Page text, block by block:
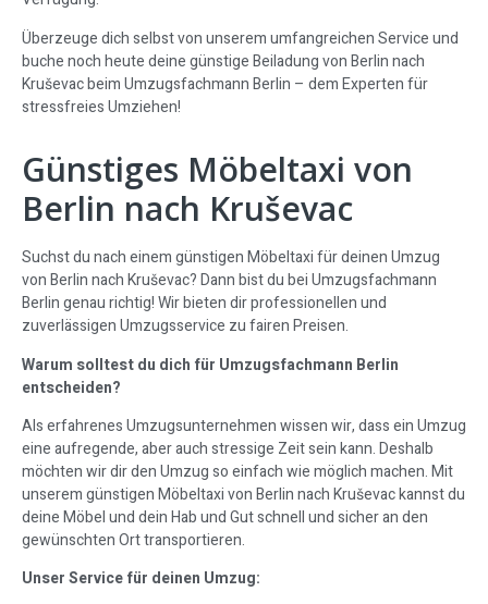
Überzeuge dich selbst von unserem umfangreichen Service und
buche noch heute deine günstige Beiladung von Berlin nach
Kruševac beim Umzugsfachmann Berlin – dem Experten für
stressfreies Umziehen!
Günstiges Möbeltaxi von
Berlin nach Kruševac
Suchst du nach einem günstigen Möbeltaxi für deinen Umzug
von Berlin nach Kruševac? Dann bist du bei Umzugsfachmann
Berlin genau richtig! Wir bieten dir professionellen und
zuverlässigen Umzugsservice zu fairen Preisen.
Warum solltest du dich für Umzugsfachmann Berlin
entscheiden?
Als erfahrenes Umzugsunternehmen wissen wir, dass ein Umzug
eine aufregende, aber auch stressige Zeit sein kann. Deshalb
möchten wir dir den Umzug so einfach wie möglich machen. Mit
unserem günstigen Möbeltaxi von Berlin nach Kruševac kannst du
deine Möbel und dein Hab und Gut schnell und sicher an den
gewünschten Ort transportieren.
Unser Service für deinen Umzug: